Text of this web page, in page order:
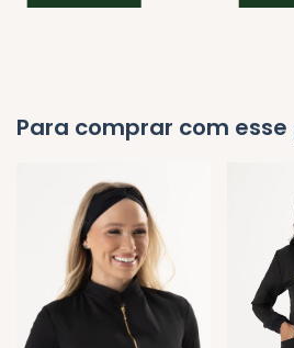
Para comprar com